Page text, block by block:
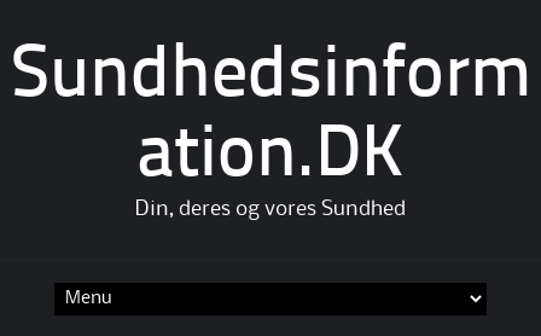
Sundhedsinform
ation.DK
Din, deres og vores Sundhed